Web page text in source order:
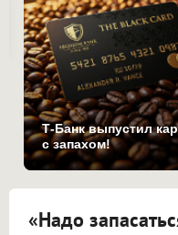
Т-Банк выпустил
с запахом!
«Надо